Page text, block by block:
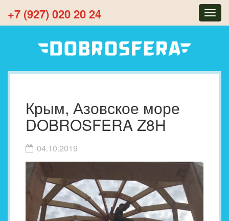
+7 (927) 020 20 24
Крым, Азовское море
DOBROSFERA Z8H
04.10.2019